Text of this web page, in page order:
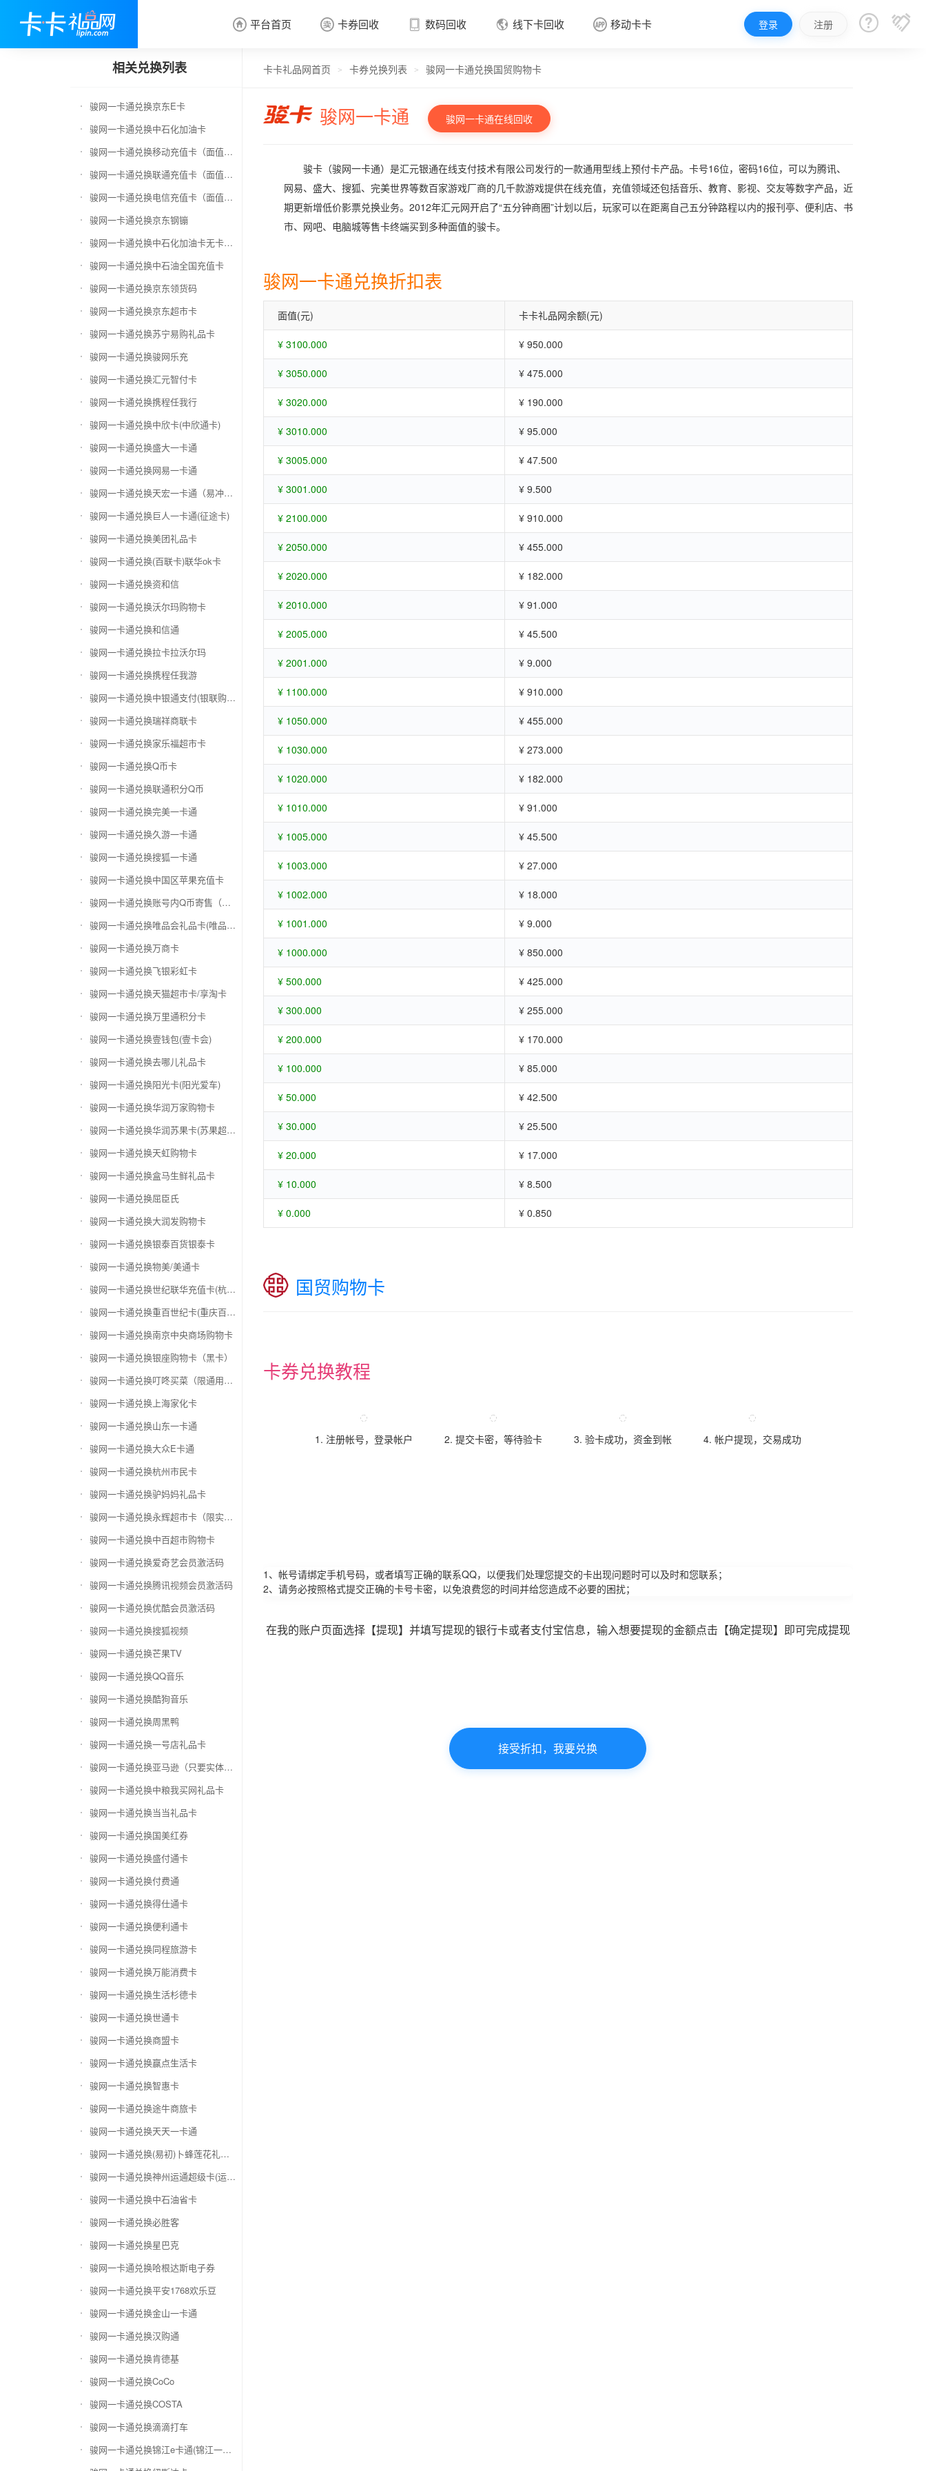
 平台首页  卡券回收
 卡券回收
 数码回收  线下卡回收  移动卡卡 登录 注册  
相关兑换列表
骏网一卡通兑换京东E卡
骏网一卡通兑换中石化加油卡
骏网一卡通兑换移动充值卡（面值千万别选错）
骏网一卡通兑换联通充值卡（面值千万别选错）
骏网一卡通兑换电信充值卡（面值千万别选错）
骏网一卡通兑换京东钢镚
骏网一卡通兑换中石化加油卡无卡号（面值千万别选错）
骏网一卡通兑换中石油全国充值卡
骏网一卡通兑换京东领货码
骏网一卡通兑换京东超市卡
骏网一卡通兑换苏宁易购礼品卡
骏网一卡通兑换骏网乐充
骏网一卡通兑换汇元智付卡
骏网一卡通兑换携程任我行
骏网一卡通兑换中欣卡(中欣通卡)
骏网一卡通兑换盛大一卡通
骏网一卡通兑换网易一卡通
骏网一卡通兑换天宏一卡通（易冲天宏卡）
骏网一卡通兑换巨人一卡通(征途卡)
骏网一卡通兑换美团礼品卡
骏网一卡通兑换(百联卡)联华ok卡
骏网一卡通兑换资和信
骏网一卡通兑换沃尔玛购物卡
骏网一卡通兑换和信通
骏网一卡通兑换拉卡拉沃尔玛
骏网一卡通兑换携程任我游
骏网一卡通兑换中银通支付(银联购物卡)
骏网一卡通兑换瑞祥商联卡
骏网一卡通兑换家乐福超市卡
骏网一卡通兑换Q币卡
骏网一卡通兑换联通积分Q币
骏网一卡通兑换完美一卡通
骏网一卡通兑换久游一卡通
骏网一卡通兑换搜狐一卡通
骏网一卡通兑换中国区苹果充值卡
骏网一卡通兑换账号内Q币寄售（维护中）
骏网一卡通兑换唯品会礼品卡(唯品卡)
骏网一卡通兑换万商卡
骏网一卡通兑换飞银彩虹卡
骏网一卡通兑换天猫超市卡/享淘卡
骏网一卡通兑换万里通积分卡
骏网一卡通兑换壹钱包(壹卡会)
骏网一卡通兑换去哪儿礼品卡
骏网一卡通兑换阳光卡(阳光爱车)
骏网一卡通兑换华润万家购物卡
骏网一卡通兑换华润苏果卡(苏果超市卡)（维护 请暂停提交）
骏网一卡通兑换天虹购物卡
骏网一卡通兑换盒马生鲜礼品卡
骏网一卡通兑换屈臣氏
骏网一卡通兑换大润发购物卡
骏网一卡通兑换银泰百货银泰卡
骏网一卡通兑换物美/美通卡
骏网一卡通兑换世纪联华充值卡(杭州联华)
骏网一卡通兑换重百世纪卡(重庆百货)
骏网一卡通兑换南京中央商场购物卡
骏网一卡通兑换银座购物卡（黑卡）
骏网一卡通兑换叮咚买菜（限通用礼品卡）
骏网一卡通兑换上海家化卡
骏网一卡通兑换山东一卡通
骏网一卡通兑换大众E卡通
骏网一卡通兑换杭州市民卡
骏网一卡通兑换驴妈妈礼品卡
骏网一卡通兑换永辉超市卡（限实体卡）
骏网一卡通兑换中百超市购物卡
骏网一卡通兑换爱奇艺会员激活码
骏网一卡通兑换腾讯视频会员激活码
骏网一卡通兑换优酷会员激活码
骏网一卡通兑换搜狐视频
骏网一卡通兑换芒果TV
骏网一卡通兑换QQ音乐
骏网一卡通兑换酷狗音乐
骏网一卡通兑换周黑鸭
骏网一卡通兑换一号店礼品卡
骏网一卡通兑换亚马逊（只要实体卡）
骏网一卡通兑换中粮我买网礼品卡
骏网一卡通兑换当当礼品卡
骏网一卡通兑换国美红券
骏网一卡通兑换盛付通卡
骏网一卡通兑换付费通
骏网一卡通兑换得仕通卡
骏网一卡通兑换便利通卡
骏网一卡通兑换同程旅游卡
骏网一卡通兑换万能消费卡
骏网一卡通兑换生活杉德卡
骏网一卡通兑换世通卡
骏网一卡通兑换商盟卡
骏网一卡通兑换赢点生活卡
骏网一卡通兑换智惠卡
骏网一卡通兑换途牛商旅卡
骏网一卡通兑换天天一卡通
骏网一卡通兑换(易初)卜蜂莲花礼品卡
骏网一卡通兑换神州运通超级卡(运通网购卡)
骏网一卡通兑换中石油省卡
骏网一卡通兑换必胜客
骏网一卡通兑换星巴克
骏网一卡通兑换哈根达斯电子券
骏网一卡通兑换平安1768欢乐豆
骏网一卡通兑换金山一卡通
骏网一卡通兑换汉购通
骏网一卡通兑换肯德基
骏网一卡通兑换CoCo
骏网一卡通兑换COSTA
骏网一卡通兑换滴滴打车
骏网一卡通兑换锦江e卡通(锦江一卡通)
卡卡礼品网首页 > 卡券兑换列表 > 骏网一卡通兑换国贸购物卡
骏网一卡通 骏网一卡通在线回收
骏卡（骏网一卡通）是汇元银通在线支付技术有限公司发行的一款通用型线上预付卡产品。卡号16位，密码16位，可以为腾讯、
网易、盛大、搜狐、完美世界等数百家游戏厂商的几千款游戏提供在线充值，充值领域还包括音乐、教育、影视、交友等数字产品，近
期更新增低价影票兑换业务。2012年汇元网开启了“五分钟商圈”计划以后，玩家可以在距离自己五分钟路程以内的报刊亭、便利店、书
市、网吧、电脑城等售卡终端买到多种面值的骏卡。
骏网一卡通兑换折扣表
面值(元) 卡卡礼品网余额(元)
¥ 3100.000 ¥ 950.000
¥ 3050.000 ¥ 475.000
¥ 3020.000 ¥ 190.000
¥ 3010.000 ¥ 95.000
¥ 3005.000 ¥ 47.500
¥ 3001.000 ¥ 9.500
¥ 2100.000 ¥ 910.000
¥ 2050.000 ¥ 455.000
¥ 2020.000 ¥ 182.000
¥ 2010.000 ¥ 91.000
¥ 2005.000 ¥ 45.500
¥ 2001.000 ¥ 9.000
¥ 1100.000 ¥ 910.000
¥ 1050.000 ¥ 455.000
¥ 1030.000 ¥ 273.000
¥ 1020.000 ¥ 182.000
¥ 1010.000 ¥ 91.000
¥ 1005.000 ¥ 45.500
¥ 1003.000 ¥ 27.000
¥ 1002.000 ¥ 18.000
¥ 1001.000 ¥ 9.000
¥ 1000.000 ¥ 850.000
¥ 500.000 ¥ 425.000
¥ 300.000 ¥ 255.000
¥ 200.000 ¥ 170.000
¥ 100.000 ¥ 85.000
¥ 50.000 ¥ 42.500
¥ 30.000 ¥ 25.500
¥ 20.000 ¥ 17.000
¥ 10.000 ¥ 8.500
¥ 0.000 ¥ 0.850
国贸购物卡
卡券兑换教程
1. 注册帐号，登录帐户 2. 提交卡密，等待验卡 3. 验卡成功，资金到帐 4. 帐户提现，交易成功
1、帐号请绑定手机号码，或者填写正确的联系QQ，以便我们处理您提交的卡出现问题时可以及时和您联系；
2、请务必按照格式提交正确的卡号卡密，以免浪费您的时间并给您造成不必要的困扰；
在我的账户页面选择【提现】并填写提现的银行卡或者支付宝信息，输入想要提现的金额点击【确定提现】即可完成提现
接受折扣，我要兑换